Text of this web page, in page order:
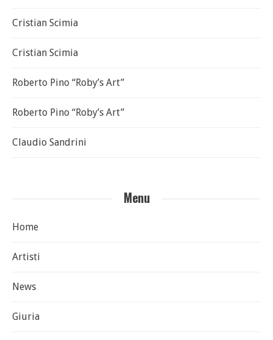
Cristian Scimia
Cristian Scimia
Roberto Pino “Roby’s Art”
Roberto Pino “Roby’s Art”
Claudio Sandrini
Menu
Home
Artisti
News
Giuria